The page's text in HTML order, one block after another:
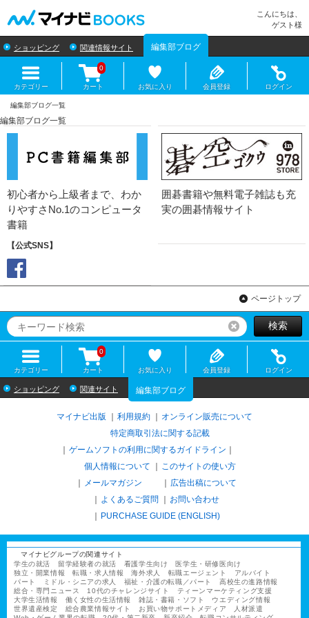
こんにちは、
ゲスト様
ショッピング 関連情報サイト 編集部ブログ
カテゴリー カート
0
お気に入り 会員登録 ログイン
編集部ブログ一覧
初心者から上級者まで、わか
りやすさNo.1のコンピュータ
書籍
【公式SNS】
囲碁書籍や無料電子雑誌も充
実の囲碁情報サイト
ページトップ
リセット検索
カテゴリー カート
0
お気に入り 会員登録 ログイン
ショッピング 関連サイト 編集部ブログ
マイナビ出版 利用規約
オンライン販売について
特定商取引法に関する記載
ゲームソフトの利用に関するガイドライン
個人情報について
このサイトの使い方
メールマガジン
広告出稿について
よくあるご質問
お問い合わせ
PURCHASE GUIDE (ENGLISH)
マイナビグループの関連サイト
学生の就活
留学経験者の就活 看護学生向け
医学生・研修医向け
独立・開業情報
転職・求人情報 海外求人 転職エージェント
アルバイト
パート
ミドル・シニアの求人 福祉・介護の転職／パート
高校生の進路情報
総合・専門ニュース
10代のチャレンジサイト
ティーンマーケティング支援
大学生活情報
働く女性の生活情報 雑誌・書籍・ソフト
ウエディング情報
世界遺産検定
総合農業情報サイト お買い物サポートメディア
人材派遣